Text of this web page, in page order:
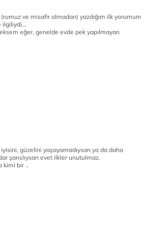
ve misafir olmadan) yazdığım ilk yorumum
ilgiliydi...
eğer, genelde evde pek yapılmayan
iyisini, güzelini yaşayamadıysan ya da daha
şanslıysan evet ilkler unutulmaz.
kimi bir ..